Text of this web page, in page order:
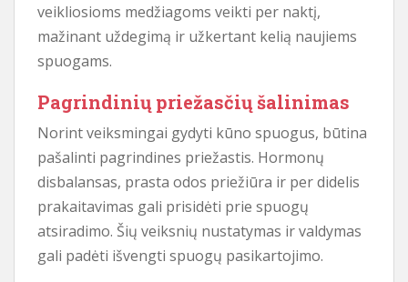
veikliosioms medžiagoms veikti per naktį,
mažinant uždegimą ir užkertant kelią naujiems
spuogams.
Pagrindinių priežasčių šalinimas
Norint veiksmingai gydyti kūno spuogus, būtina
pašalinti pagrindines priežastis. Hormonų
disbalansas, prasta odos priežiūra ir per didelis
prakaitavimas gali prisidėti prie spuogų
atsiradimo. Šių veiksnių nustatymas ir valdymas
gali padėti išvengti spuogų pasikartojimo.